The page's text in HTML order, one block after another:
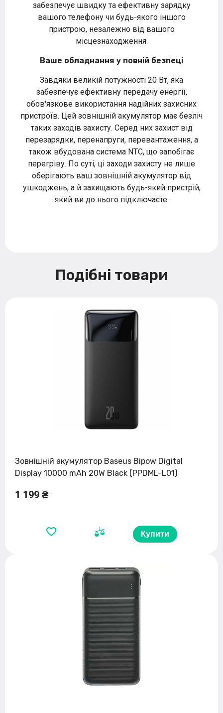
забезпечує швидку та ефективну зарядку
вашого телефону чи будь-якого іншого
пристрою, незалежно від вашого
місцезнаходження.
Ваше обладнання у повній безпеці
Завдяки великій потужності 20 Вт, яка
забезпечує ефективну передачу енергії,
обов'язкове використання надійних захисних
пристроїв. Цей зовнішній акумулятор має безліч
таких заходів захисту. Серед них захист від
перезарядки, перенапруги, перевантаження, а
також вбудована система NTC, що запобігає
перегріву. По суті, ці заходи захисту не лише
оберігають ваш зовнішній акумулятор від
ушкоджень, а й захищають будь-який пристрій,
який ви до нього підключаєте.
Подібні товари
Зовнішній акумулятор Baseus Bipow Digital
Display 10000 mAh 20W Black (PPDML-L01)
1 199 ₴
Купити